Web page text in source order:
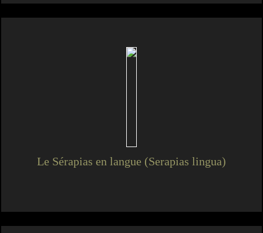
Le Sérapias en langue (Serapias lingua)